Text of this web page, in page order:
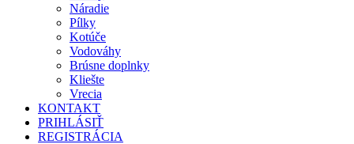
Náradie
Pílky
Kotúče
Vodováhy
Brúsne doplnky
Kliešte
Vrecia
KONTAKT
PRIHLÁSIŤ
REGISTRÁCIA